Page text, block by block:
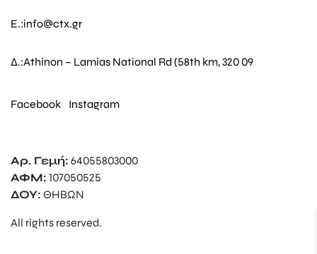
E.:info@ctx.gr
Δ.:Athinon – Lamias National Rd (58th km, 320 09
Facebook Instagram
Αρ. Γεμή: 64055803000
ΑΦΜ: 107050525
ΔΟΥ: ΘΗΒΩΝ
All rights reserved.